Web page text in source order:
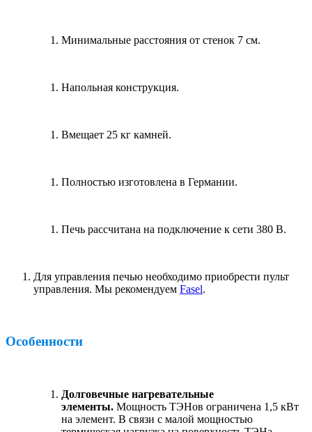
Минимальные расстояния от стенок 7 см.
Напольная конструкция.
Вмещает 25 кг камней.
Полностью изготовлена в Германии.
Печь рассчитана на подключение к сети 380 В.
Для управления печью необходимо приобрести пульт
управления. Мы рекомендуем Fasel.
Особенности
Долговечные нагревательные
элементы. Мощность ТЭНов ограничена 1,5 кВт
на элемент. В связи с малой мощностью